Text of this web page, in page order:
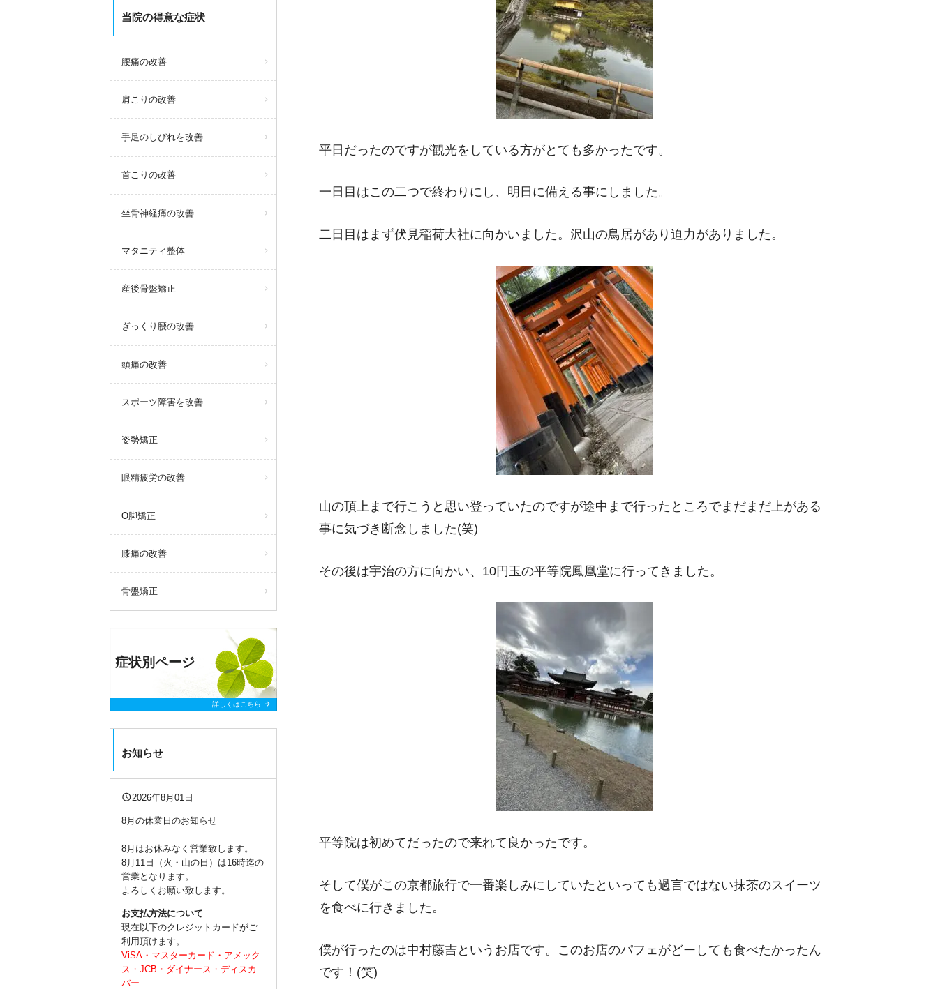
平日だったのですが観光をしている方がとても多かったです。
一日目はこの二つで終わりにし、明日に備える事にしました。
二日目はまず伏見稲荷大社に向かいました。沢山の鳥居があり迫力がありました。
山の頂上まで行こうと思い登っていたのですが途中まで行ったところでまだまだ上がある
事に気づき断念しました(笑)
その後は宇治の方に向かい、10円玉の平等院鳳凰堂に行ってきました。
平等院は初めてだったので来れて良かったです。
そして僕がこの京都旅行で一番楽しみにしていたといっても過言ではない抹茶のスイーツ
を食べに行きました。
僕が行ったのは中村藤吉というお店です。このお店のパフェがどーしても食べたかったん
です！(笑)
当院の得意な症状
腰痛の改善
肩こりの改善
手足のしびれを改善
首こりの改善
坐骨神経痛の改善
マタニティ整体
産後骨盤矯正
ぎっくり腰の改善
頭痛の改善
スポーツ障害を改善
姿勢矯正
眼精疲労の改善
O脚矯正
膝痛の改善
骨盤矯正
症状別ページ
詳しくはこちら arrow_forward
お知らせ
query_builder2026年8月01日
8月の休業日のお知らせ
8月はお休みなく営業致します。
8月11日（火・山の日）は16時迄の
営業となります。
よろしくお願い致します。
お支払方法について
現在以下のクレジットカードがご
利用頂けます。
ViSA・マスターカード・アメック
ス・JCB・ダイナース・ディスカ
バー